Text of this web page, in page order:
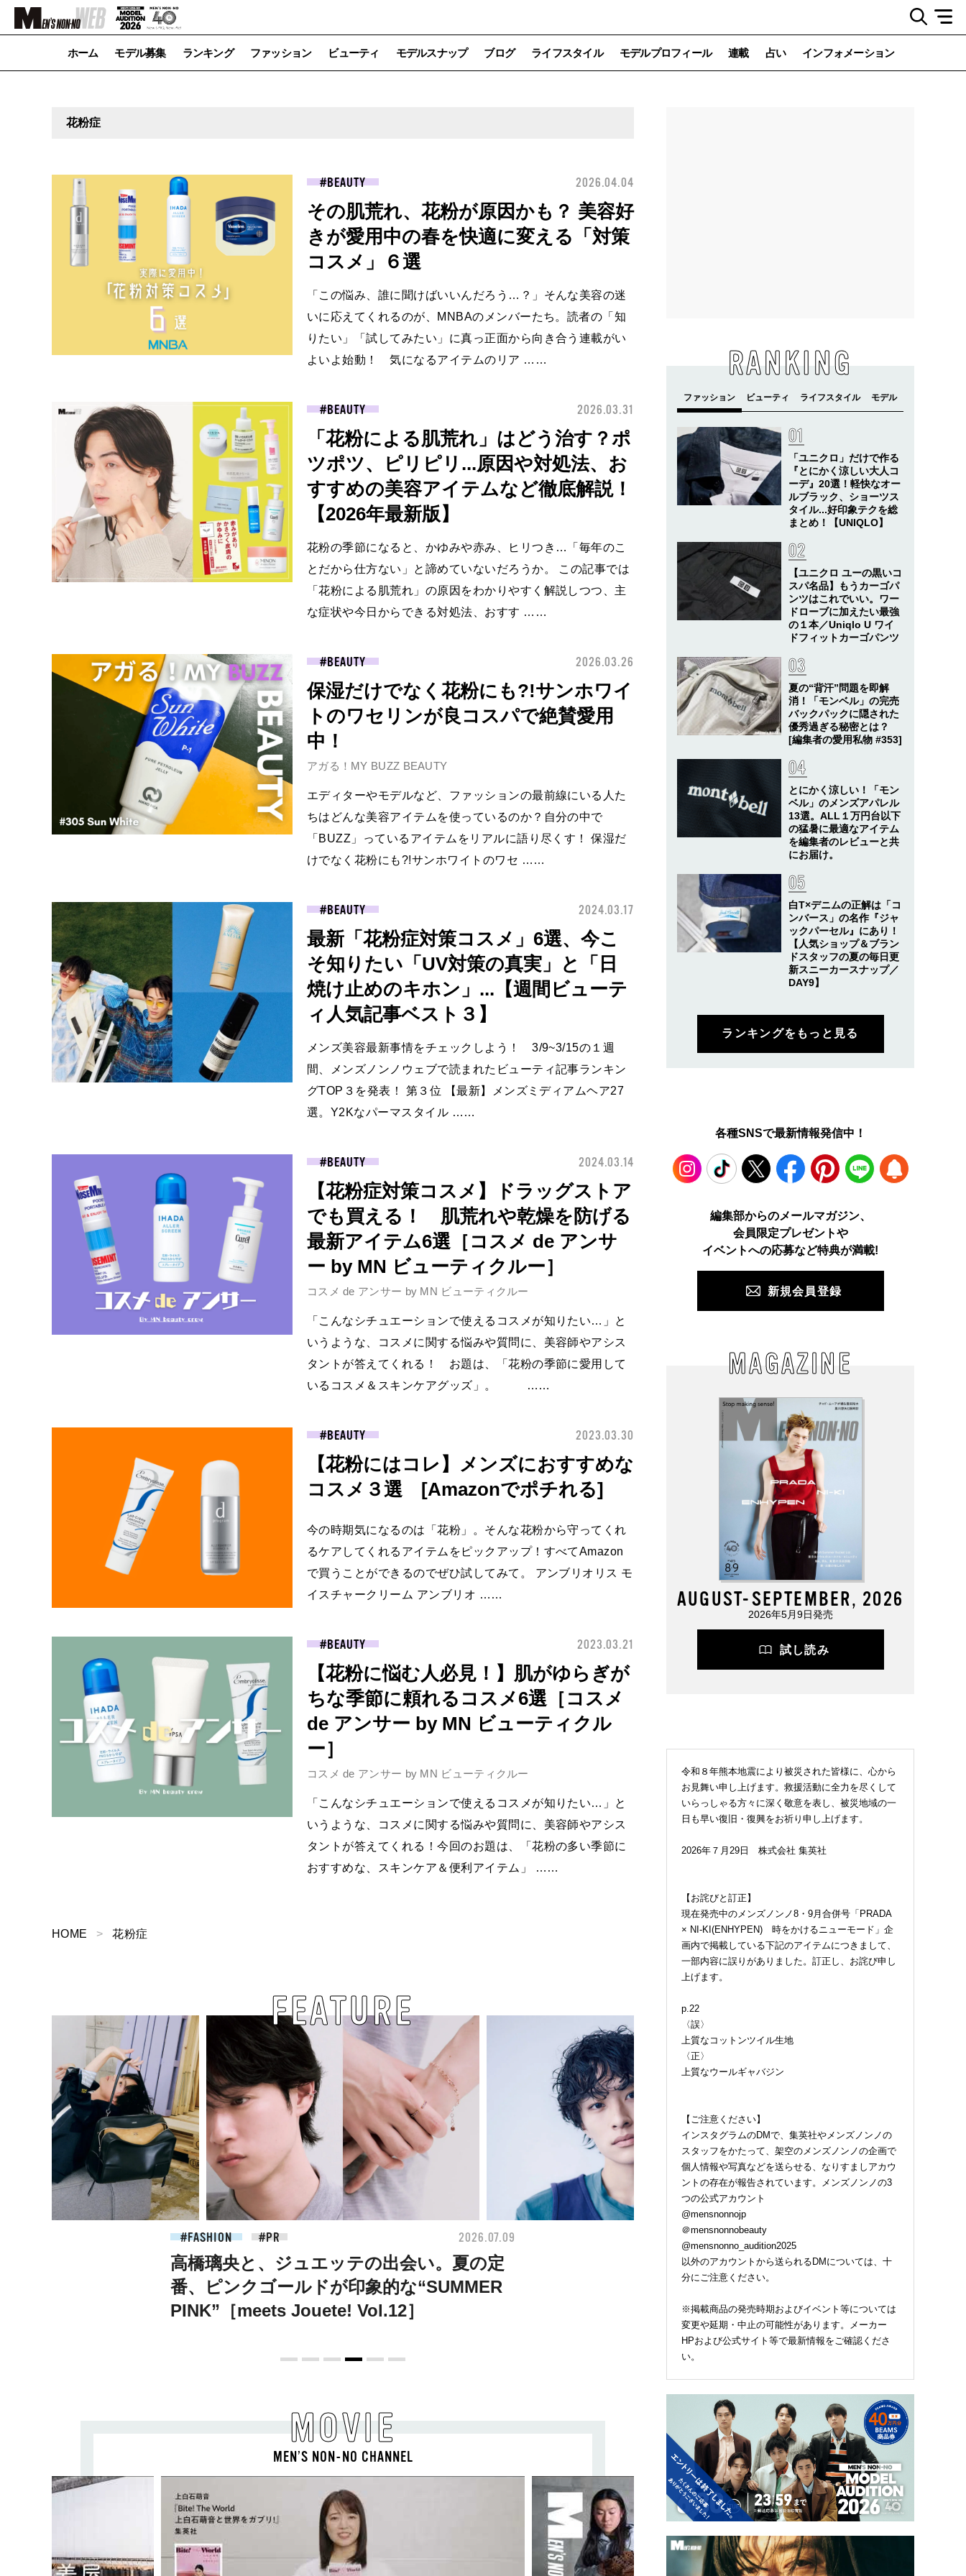
ホーム モデル募集 ランキング ファッション ビューティ モデルスナップ ブログ ライフスタイル モデルプロフィール 連載 占い インフォメーション
花粉症
BEAUTY 2026.04.04
その肌荒れ、花粉が原因かも？ 美容好
きが愛用中の春を快適に変える「対策
コスメ」６選
「この悩み、誰に聞けばいいんだろう…？」そんな美容の迷
いに応えてくれるのが、MNBAのメンバーたち。読者の「知
りたい」「試してみたい」に真っ正面から向き合う連載がい
よいよ始動！ 気になるアイテムのリア ……
BEAUTY 2026.03.31
「花粉による肌荒れ」はどう治す？ポ
ツポツ、ピリピリ...原因や対処法、お
すすめの美容アイテムなど徹底解説！
【2026年最新版】
花粉の季節になると、かゆみや赤み、ヒリつき…「毎年のこ
とだから仕方ない」と諦めていないだろうか。 この記事では
「花粉による肌荒れ」の原因をわかりやすく解説しつつ、主
な症状や今日からできる対処法、おすす ……
BEAUTY 2026.03.26
保湿だけでなく花粉にも?!サンホワイ
トのワセリンが良コスパで絶賛愛用
中！
アガる！MY BUZZ BEAUTY
エディターやモデルなど、ファッションの最前線にいる人た
ちはどんな美容アイテムを使っているのか？自分の中で
「BUZZ」っているアイテムをリアルに語り尽くす！ 保湿だ
けでなく花粉にも?!サンホワイトのワセ ……
BEAUTY 2024.03.17
最新「花粉症対策コスメ」6選、今こ
そ知りたい「UV対策の真実」と「日
焼け止めのキホン」...【週間ビューテ
ィ人気記事ベスト３】
メンズ美容最新事情をチェックしよう！ 3/9~3/15の１週
間、メンズノンノウェブで読まれたビューティ記事ランキン
グTOP３を発表！ 第３位 【最新】メンズミディアムヘア27
選。Y2Kなパーマスタイル ……
BEAUTY 2024.03.14
【花粉症対策コスメ】ドラッグストア
でも買える！ 肌荒れや乾燥を防げる
最新アイテム6選［コスメ de アンサ
ー by MN ビューティクルー］
コスメ de アンサー by MN ビューティクルー
「こんなシチュエーションで使えるコスメが知りたい…」と
いうような、コスメに関する悩みや質問に、美容師やアシス
タントが答えてくれる！ お題は、「花粉の季節に愛用して
いるコスメ＆スキンケアグッズ」。 ……
BEAUTY 2023.03.30
【花粉にはコレ】メンズにおすすめな
コスメ３選 [Amazonでポチれる]
今の時期気になるのは「花粉」。そんな花粉から守ってくれ
るケアしてくれるアイテムをピックアップ！すべてAmazon
で買うことができるのでぜひ試してみて。 アンブリオリス モ
イスチャークリーム アンブリオ ……
BEAUTY 2023.03.21
【花粉に悩む人必見！】肌がゆらぎが
ちな季節に頼れるコスメ6選［コスメ
de アンサー by MN ビューティクル
ー］
コスメ de アンサー by MN ビューティクルー
「こんなシチュエーションで使えるコスメが知りたい…」と
いうような、コスメに関する悩みや質問に、美容師やアシス
タントが答えてくれる！今回のお題は、「花粉の多い季節に
おすすめな、スキンケア＆便利アイテム」 ……
HOME 花粉症
FEATURE
2026.07.09
FASHION 2026.07.09
高橋璃央と、ジュエッテの出会い。夏の定
番、ピンクゴールドが印象的な“SUMMER
PINK”［meets Jouete! Vol.12］
BEAUTY 2026.07.09
BEAUTY
MOVIE
MEN’S NON-NO CHANNEL
RANKING
「ユニクロ」だけで作る
『とにかく涼しい大人コ
ーデ』20選！軽快なオー
ルブラック、ショーツス
タイル...好印象テクを総
まとめ！【UNIQLO】
【ユニクロ ユーの黒いコ
スパ名品】もうカーゴパ
ンツはこれでいい。ワー
ドローブに加えたい最強
の１本／Uniqlo U ワイ
ドフィットカーゴパンツ
夏の“背汗”問題を即解
消！「モンベル」の完売
バックパックに隠された
優秀過ぎる秘密とは？
[編集者の愛用私物 #353]
とにかく涼しい！「モン
ベル」のメンズアパレル
13選。ALL１万円台以下
の猛暑に最適なアイテム
を編集者のレビューと共
にお届け。
白T×デニムの正解は「コ
ンバース」の名作『ジャ
ックパーセル』にあり！
【人気ショップ＆ブラン
ドスタッフの夏の毎日更
新スニーカースナップ／
DAY9】
ランキングをもっと見る
各種SNSで最新情報発信中！
TikTok Facebook Pinterest LINE
編集部からのメールマガジン、
会員限定プレゼントや
イベントへの応募など特典が満載!
新規会員登録
MAGAZINE
AUGUST-SEPTEMBER, 2026
2026年5月9日発売
試し読み
令和８年熊本地震により被災された皆様に、心から
お見舞い申し上げます。救援活動に全力を尽くして
いらっしゃる方々に深く敬意を表し、被災地域の一
日も早い復旧・復興をお祈り申し上げます。
2026年７月29日 株式会社 集英社
【お詫びと訂正】
現在発売中のメンズノンノ8・9月合併号「PRADA
× NI-KI(ENHYPEN) 時をかけるニューモード」企
画内で掲載している下記のアイテムにつきまして、
一部内容に誤りがありました。訂正し、お詫び申し
上げます。
p.22
〈誤〉
上質なコットンツイル生地
〈正〉
上質なウールギャバジン
【ご注意ください】
インスタグラムのDMで、集英社やメンズノンノの
スタッフをかたって、架空のメンズノンノの企画で
個人情報や写真などを送らせる、なりすましアカウ
ントの存在が報告されています。メンズノンノの3
つの公式アカウント
@mensnonnojp
＠mensnonnobeauty
@mensnonno_audition2025
以外のアカウントから送られるDMについては、十
分にご注意ください。
※掲載商品の発売時期およびイベント等については
変更や延期・中止の可能性があります。メーカー
HPおよび公式サイト等で最新情報をご確認くださ
い。